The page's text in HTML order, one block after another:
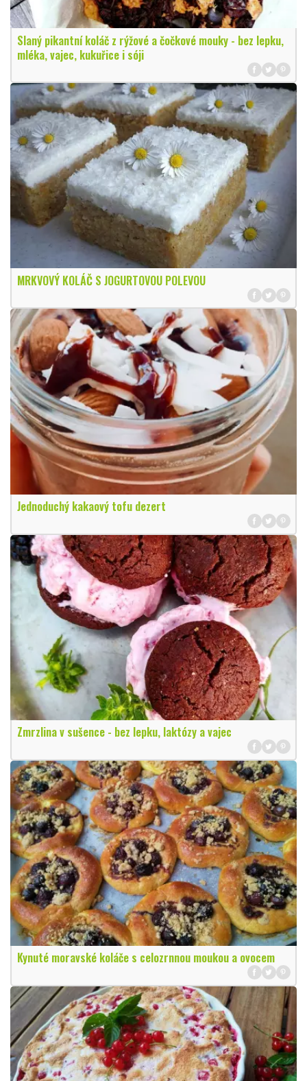
Slaný pikantní koláč z rýžové a čočkové mouky - bez lepku,
mléka, vajec, kukuřice i sóji
MRKVOVÝ KOLÁČ S JOGURTOVOU POLEVOU
Jednoduchý kakaový tofu dezert
Zmrzlina v sušence - bez lepku, laktózy a vajec
Kynuté moravské koláče s celozrnnou moukou a ovocem